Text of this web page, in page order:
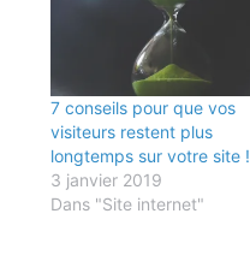
7 conseils pour que vos
visiteurs restent plus
longtemps sur votre site !
3 janvier 2019
Dans "Site internet"